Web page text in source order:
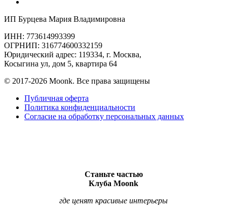
ИП Бурцева Мария Владимировна
ИНН: 773614993399
ОГРНИП: 316774600332159
Юридический адрес: 119334, г. Москва,
Косыгина ул, дом 5, квартира 64
© 2017-2026 Moonk. Все права защищены
Публичная оферта
Политика конфиденциальности
Согласие на обработку персональных данных
Станьте частью
Клуба Moonk
где ценят красивые интерьеры